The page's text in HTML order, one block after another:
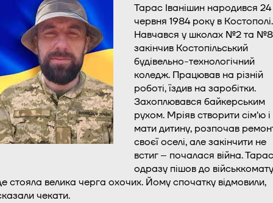
Тарас Іванішин народився 24
червня 1984 року в Костополі.
Навчався у школах №2 та
закінчив Костопільський
будівельно-технологічний
коледж. Працював на різній
роботі, їздив на заробітки.
Захоплювався байкерським
рухом. Мріяв створити сім’ю і
мати дитину, розпочав
своєї оселі, але закінчити не
встиг – почалася війна. Тарас
одразу пішов до
стояла велика черга охочих. Йому спочатку відмовили,
чекати.